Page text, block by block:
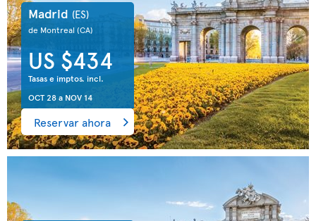
Madrid (ES)
de Montreal (CA)
US $434
Tasas e imptos. incl.
OCT 28a NOV 14
Reservar ahora